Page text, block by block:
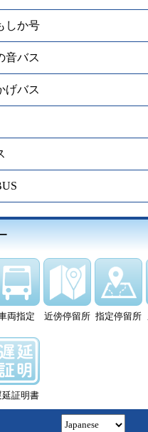
しか号
音バス
げバス
両指定 近傍停留所 指定停留所
延証明書